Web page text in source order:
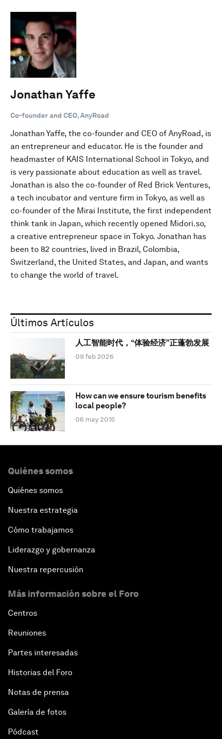
Jonathan Yaffe
Co-founder and CEO, AnyRoad
Jonathan Yaffe, the co-founder and CEO of AnyRoad, is
an entrepreneur and educator. He is the founder and
headmaster of KAIS International School in Tokyo, and
is very passionate about education as well as travel.
Jonathan is also the co-founder of Red Brick Ventures,
a tech incubator and venture firm in Tokyo, as well as
co-founder of the Mirai Institute, the first independent
think tank in Japan, which recently opened Midori.so,
a creative entrepreneur space in Tokyo. Jonathan has
been to 82 countries, lived in Brazil, Colombia,
Switzerland, the United States, and Japan, and wants
to change the world of travel.
Últimos Artículos
人工智能时代，“体验经济”正蓬勃发展
09 feb 2026
How can we ensure tourism benefits
local people?
06 may 2015
Quiénes somos
Quiénes somos
Nuestra estrategia
Cómo trabajamos
Liderazgo y gobernanza
Nuestra repercusión
Más información sobre el Foro
Centros
Reuniones
Partes interesadas
Historias del Foro
Notas de prensa
Galería de fotos
Pódcast